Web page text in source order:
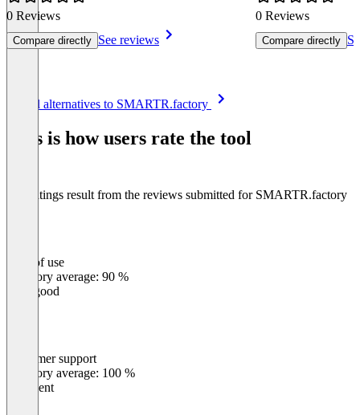
0 Reviews
Compare directly See reviews
0 Reviews
Compare directly
See all alternatives to SMARTR.factory
This is how users rate the tool
The ratings result from the reviews submitted for SMARTR.factory
Ease of use
Category average: 90 %
Very good
Customer support
Category average: 100 %
Excellent